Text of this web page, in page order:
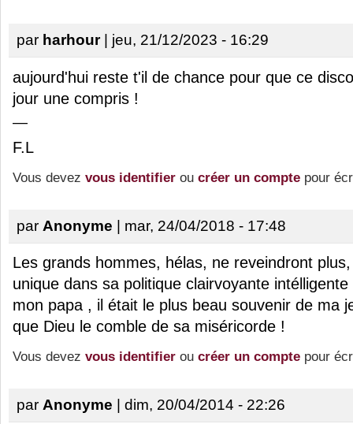
par harhour| jeu, 21/12/2023 - 16:29
aujourd'hui reste t'il de chance pour que ce
jour une compris !
—
F.L
Vous devez vous identifier ou créer un compte pour
par Anonyme | mar, 24/04/2018 - 17:48
Les grands hommes, hélas, ne reveindront
unique dans sa politique clairvoyante
mon papa , il était le plus beau souvenir de ma
que Dieu le comble de sa miséricorde !
Vous devez vous identifier ou créer un compte pour
par Anonyme | dim, 20/04/2014 - 22:26